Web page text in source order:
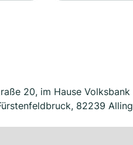
20, im Hause Volksbank
82239 Alling